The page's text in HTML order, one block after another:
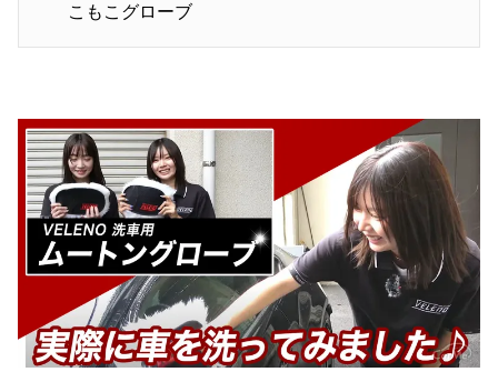
こもこグローブ